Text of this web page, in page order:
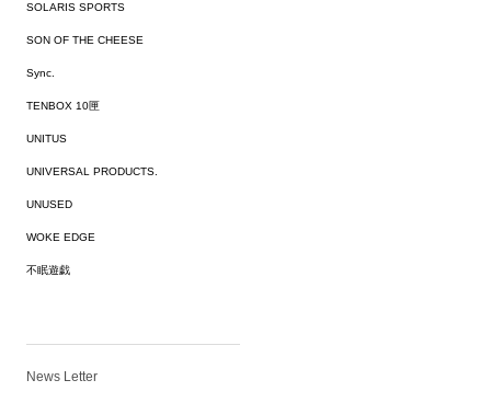
SOLARIS SPORTS
SON OF THE CHEESE
Sync.
TENBOX 10匣
UNITUS
UNIVERSAL PRODUCTS.
UNUSED
WOKE EDGE
不眠遊戯
News Letter